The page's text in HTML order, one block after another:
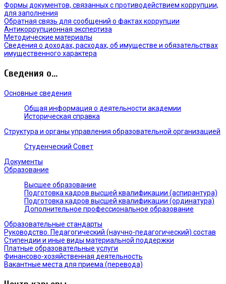
Формы документов, связанных с противодействием коррупции,
для заполнения
Обратная связь для сообщений о фактах коррупции
Антикоррупционная экспертиза
Методические материалы
Сведения о доходах, расходах, об имуществе и обязательствах
имущественного характера
Сведения о...
Основные сведения
Общая информация о деятельности академии
Историческая справка
Структура и органы управления образовательной организацией
Студенческий Совет
Документы
Образование
Высшее образование
Подготовка кадров высшей квалификации (аспирантура)
Подготовка кадров высшей квалификации (ординатура)
Дополнительное профессиональное образование
Образовательные стандарты
Руководство. Педагогический (научно-педагогический) состав
Стипендии и иные виды материальной поддержки
Платные образовательные услуги
Финансово-хозяйственная деятельность
Вакантные места для приема (перевода)